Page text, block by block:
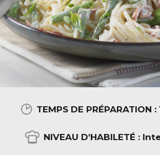
TEMPS DE PRÉPARATION :
NIVEAU D'HABILETÉ :